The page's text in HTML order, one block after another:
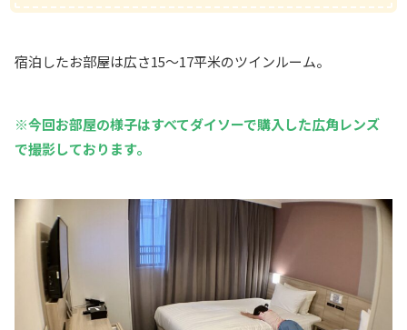
宿泊したお部屋は広さ15〜17平米のツインルーム。
※今回お部屋の様子はすべてダイソーで購入した広角レンズ
で撮影しております。